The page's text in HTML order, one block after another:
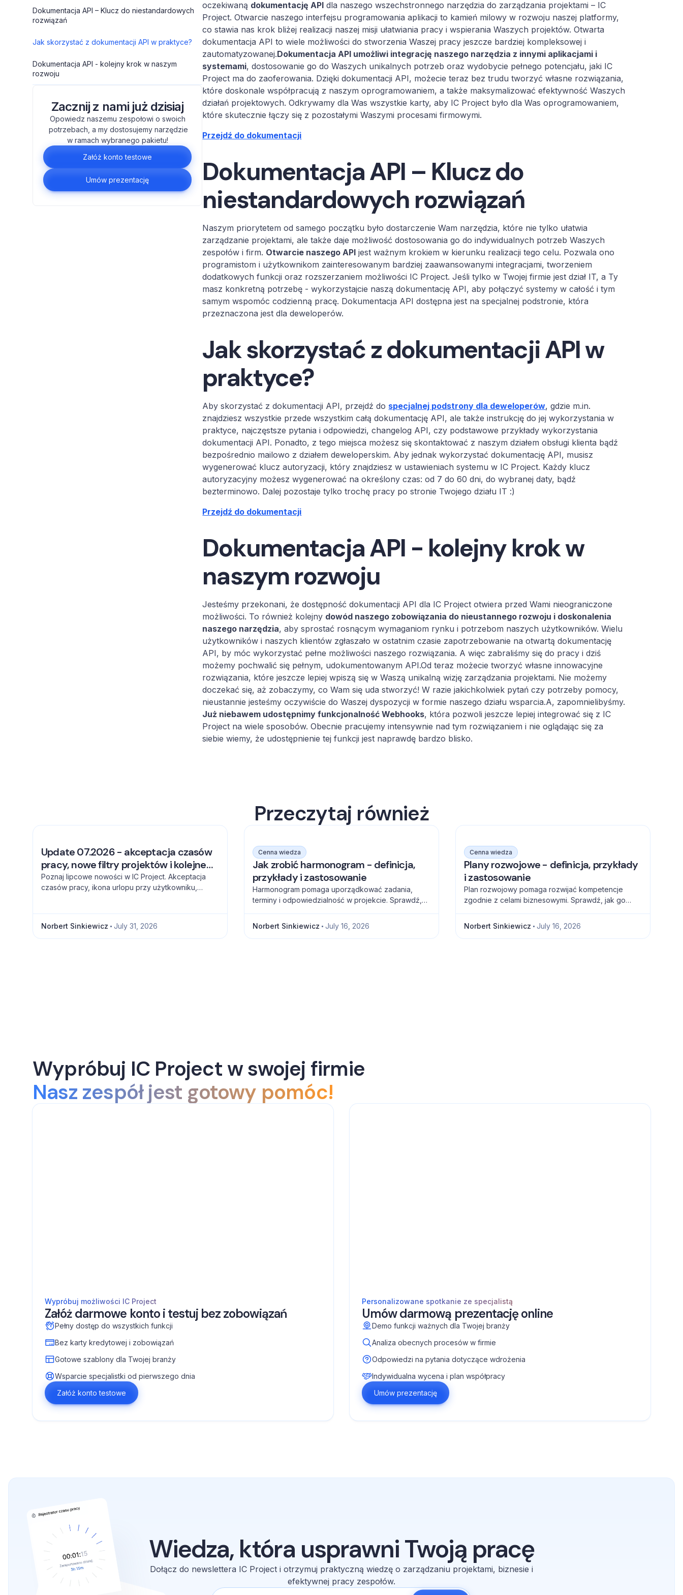
Dokumentacja API – Klucz do niestandardowych
rozwiązań
Jak skorzystać z dokumentacji API w praktyce?
Dokumentacja API - kolejny krok w naszym
rozwoju
Zacznij z nami już dzisiaj
Opowiedz naszemu zespołowi o swoich
potrzebach, a my dostosujemy narzędzie
w ramach wybranego pakietu!
Załóż konto testowe
Umów prezentację
oczekiwaną dokumentację API dla naszego wszechstronnego narzędzia do zarządzania projektami – IC
Project. Otwarcie naszego interfejsu programowania aplikacji to kamień milowy w rozwoju naszej platformy,
co stawia nas krok bliżej realizacji naszej misji ułatwiania pracy i wspierania Waszych projektów. Otwarta
dokumentacja API to wiele możliwości do stworzenia Waszej pracy jeszcze bardziej kompleksowej i
zautomatyzowanej.Dokumentacja API umożliwi integrację naszego narzędzia z innymi aplikacjami i
systemami, dostosowanie go do Waszych unikalnych potrzeb oraz wydobycie pełnego potencjału, jaki IC
Project ma do zaoferowania. Dzięki dokumentacji API, możecie teraz bez trudu tworzyć własne rozwiązania,
które doskonale współpracują z naszym oprogramowaniem, a także maksymalizować efektywność Waszych
działań projektowych. Odkrywamy dla Was wszystkie karty, aby IC Project było dla Was oprogramowaniem,
które skutecznie łączy się z pozostałymi Waszymi procesami firmowymi.
Przejdź do dokumentacji
Dokumentacja API – Klucz do
niestandardowych rozwiązań
Naszym priorytetem od samego początku było dostarczenie Wam narzędzia, które nie tylko ułatwia
zarządzanie projektami, ale także daje możliwość dostosowania go do indywidualnych potrzeb Waszych
zespołów i firm. Otwarcie naszego API jest ważnym krokiem w kierunku realizacji tego celu. Pozwala ono
programistom i użytkownikom zainteresowanym bardziej zaawansowanymi integracjami, tworzeniem
dodatkowych funkcji oraz rozszerzaniem możliwości IC Project. Jeśli tylko w Twojej firmie jest dział IT, a Ty
masz konkretną potrzebę - wykorzystajcie naszą dokumentację API, aby połączyć systemy w całość i tym
samym wspomóc codzienną pracę. Dokumentacja API dostępna jest na specjalnej podstronie, która
przeznaczona jest dla deweloperów.
Jak skorzystać z dokumentacji API w
praktyce?
Aby skorzystać z dokumentacji API, przejdź do specjalnej podstrony dla deweloperów, gdzie m.in.
znajdziesz wszystkie przede wszystkim całą dokumentację API, ale także instrukcję do jej wykorzystania w
praktyce, najczęstsze pytania i odpowiedzi, changelog API, czy podstawowe przykłady wykorzystania
dokumentacji API. Ponadto, z tego miejsca możesz się skontaktować z naszym działem obsługi klienta bądź
bezpośrednio mailowo z działem deweloperskim. Aby jednak wykorzystać dokumentację API, musisz
wygenerować klucz autoryzacji, który znajdziesz w ustawieniach systemu w IC Project. Każdy klucz
autoryzacyjny możesz wygenerować na określony czas: od 7 do 60 dni, do wybranej daty, bądź
bezterminowo. Dalej pozostaje tylko trochę pracy po stronie Twojego działu IT :)
Przejdź do dokumentacji
Dokumentacja API - kolejny krok w
naszym rozwoju
Jesteśmy przekonani, że dostępność dokumentacji API dla IC Project otwiera przed Wami nieograniczone
możliwości. To również kolejny dowód naszego zobowiązania do nieustannego rozwoju i doskonalenia
naszego narzędzia, aby sprostać rosnącym wymaganiom rynku i potrzebom naszych użytkowników. Wielu
użytkowników i naszych klientów zgłaszało w ostatnim czasie zapotrzebowanie na otwartą dokumentację
API, by móc wykorzystać pełne możliwości naszego rozwiązania. A więc zabraliśmy się do pracy i dziś
możemy pochwalić się pełnym, udokumentowanym API.Od teraz możecie tworzyć własne innowacyjne
rozwiązania, które jeszcze lepiej wpiszą się w Waszą unikalną wizję zarządzania projektami. Nie możemy
doczekać się, aż zobaczymy, co Wam się uda stworzyć! W razie jakichkolwiek pytań czy potrzeby pomocy,
nieustannie jesteśmy oczywiście do Waszej dyspozycji w formie naszego działu wsparcia.A, zapomnielibyśmy.
Już niebawem udostępnimy funkcjonalność Webhooks, która pozwoli jeszcze lepiej integrować się z IC
Project na wiele sposobów. Obecnie pracujemy intensywnie nad tym rozwiązaniem i nie oglądając się za
siebie wiemy, że udostępnienie tej funkcji jest naprawdę bardzo blisko.
Przeczytaj również
Update 07.2026 - akceptacja czasów
pracy, nowe filtry projektów i kolejne
usprawnienia
Poznaj lipcowe nowości w IC Project. Akceptacja
czasów pracy, ikona urlopu przy użytkowniku,
Norbert Sinkiewicz
July 31, 2026
Cenna wiedza
Jak zrobić harmonogram - definicja,
przykłady i zastosowanie
Harmonogram pomaga uporządkować zadania,
terminy i odpowiedzialność w projekcie. Sprawdź,
błędów.
Norbert Sinkiewicz July 16, 2026
Cenna wiedza
Plany rozwojowe - definicja, przykłady
i zastosowanie
Plan rozwojowy pomaga rozwijać kompetencje
zgodnie z celami biznesowymi. Sprawdź, jak go
postęp.
Norbert Sinkiewicz July 16, 2026
Wypróbuj IC Project w swojej firmie
Nasz zespół jest gotowy pomóc!
Wypróbuj możliwości IC Project
Załóż darmowe konto i testuj bez zobowiązań
Pełny dostęp do wszystkich funkcji
Bez karty kredytowej i zobowiązań
Gotowe szablony dla Twojej branży
Wsparcie specjalistki od pierwszego dnia
Załóż konto testowe
Personalizowane spotkanie ze specjalistą
Umów darmową prezentację online
Demo funkcji ważnych dla Twojej branży
Analiza obecnych procesów w firmie
Odpowiedzi na pytania dotyczące wdrożenia
Indywidualna wycena i plan współpracy
Umów prezentację
Wiedza, która usprawni Twoją pracę
Dołącz do newslettera IC Project i otrzymuj praktyczną wiedzę o zarządzaniu projektami, biznesie i
efektywnej pracy zespołów.